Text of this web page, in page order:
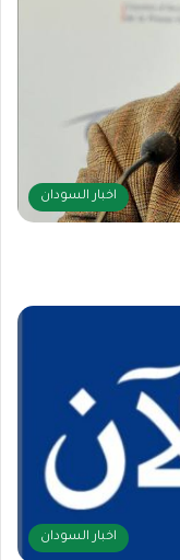
اخبار السودان
اخبار السودان